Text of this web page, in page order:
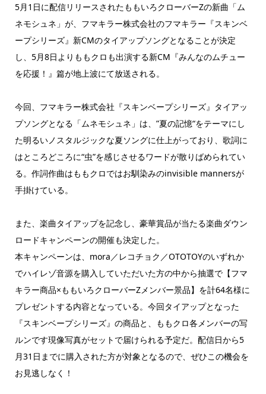
5月1日に配信リリースされたももいろクローバーZの新曲「ム
ネモシュネ」が、フマキラー株式会社のフマキラー『スキンベ
ープシリーズ』新CMのタイアップソングとなることが決定
し、5月8日よりももクロも出演する新CM『みんなのムチュー
を応援！』篇が地上波にて放送される。
今回、フマキラー株式会社『スキンベープシリーズ』タイアッ
プソングとなる「ムネモシュネ」は、”夏の記憶“をテーマにし
た明るいノスタルジックな夏ソングに仕上がっており、歌詞に
はところどころに“虫”を感じさせるワードが散りばめられてい
る。作詞作曲はももクロではお馴染みのinvisible mannersが
手掛けている。
また、楽曲タイアップを記念し、豪華賞品が当たる楽曲ダウン
ロードキャンペーンの開催も決定した。
本キャンペーンは、mora／レコチョク／OTOTOYのいずれか
でハイレゾ音源を購入していただいた方の中から抽選で【フマ
キラー商品×ももいろクローバーZメンバー景品】を計64名様に
プレゼントする内容となっている。今回タイアップとなった
『スキンベープシリーズ』の商品と、ももクロ各メンバーの写
ルンです現像写真がセットで届けられる予定だ。配信日から5
月31日までに購入された方が対象となるので、ぜひこの機会を
お見逃しなく！